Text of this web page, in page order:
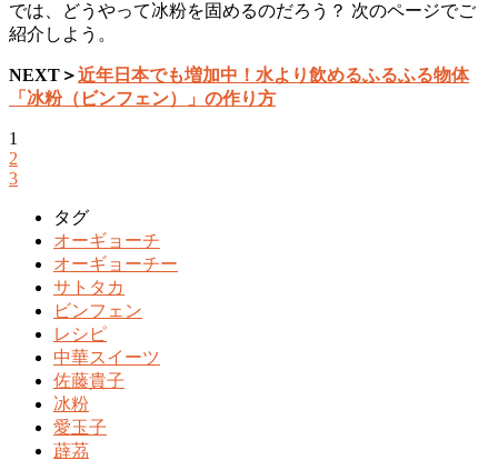
では、どうやって冰粉を固めるのだろう？ 次のページでご
紹介しよう。
NEXT＞近年日本でも増加中！水より飲めるふるふる物体
「冰粉（ビンフェン）」の作り方
1
2
3
タグ
オーギョーチ
オーギョーチー
サトタカ
ビンフェン
レシピ
中華スイーツ
佐藤貴子
冰粉
愛玉子
薜茘